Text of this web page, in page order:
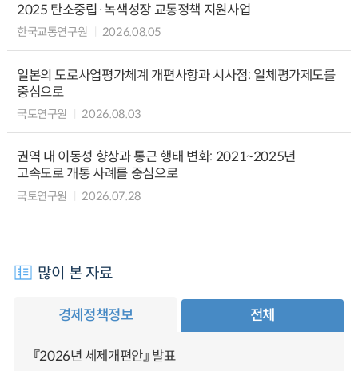
2025 탄소중립·녹색성장 교통정책 지원사업
한국교통연구원 2026.08.05
일본의 도로사업평가체계 개편사항과 시사점: 일체평가제도를
중심으로
국토연구원 2026.08.03
권역 내 이동성 향상과 통근 행태 변화: 2021~2025년
고속도로 개통 사례를 중심으로
국토연구원 2026.07.28
많이 본 자료
경제정책정보 전체
『2026년 세제개편안』 발표